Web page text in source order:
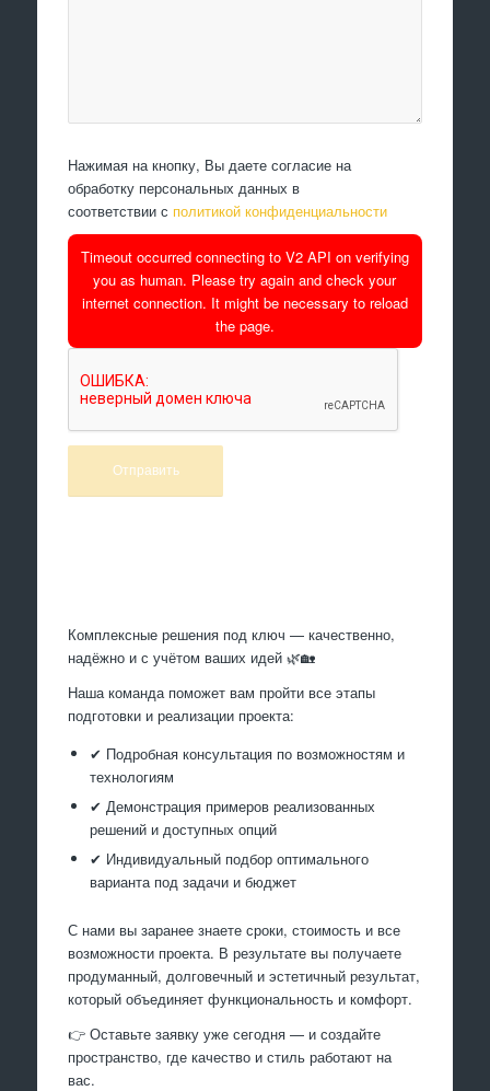
Нажимая на кнопку, Вы даете согласие на
обработку персональных данных в
соответствии с политикой конфиденциальности
Timeout occurred connecting to V2 API on verifying
you as human. Please try again and check your
internet connection. It might be necessary to reload
the page.
Комплексные решения под ключ — качественно,
надёжно и с учётом ваших идей 🌿🏡
Наша команда поможет вам пройти все этапы
подготовки и реализации проекта:
✔ Подробная консультация по возможностям и
технологиям
✔ Демонстрация примеров реализованных
решений и доступных опций
✔ Индивидуальный подбор оптимального
варианта под задачи и бюджет
С нами вы заранее знаете сроки, стоимость и все
возможности проекта. В результате вы получаете
продуманный, долговечный и эстетичный результат,
который объединяет функциональность и комфорт.
👉 Оставьте заявку уже сегодня — и создайте
пространство, где качество и стиль работают на
вас.